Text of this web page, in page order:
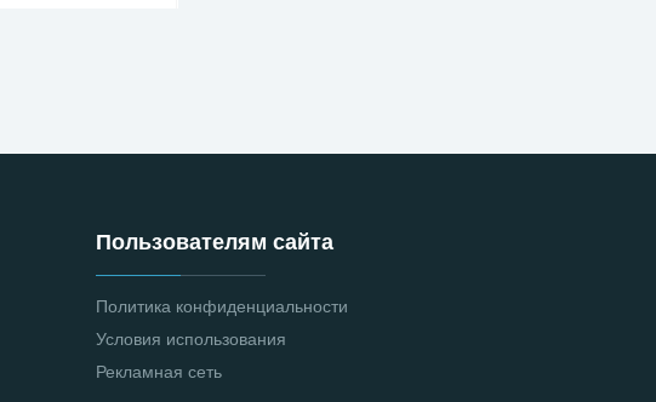
Пользователям сайта
Политика конфиденциальности
Условия использования
Рекламная сеть